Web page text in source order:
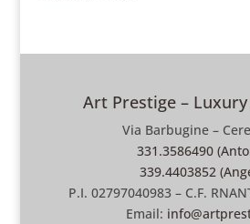
Art Prestige –
Via Barbugine –
331.3586490
339.4403852
P.I. 02797040983 – C.F.
Email: